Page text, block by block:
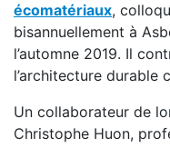
écomatériaux,
bisannuellement à
l’automne 2019. Il
l’architecture durable
Un collaborateur de
Christophe Huon,